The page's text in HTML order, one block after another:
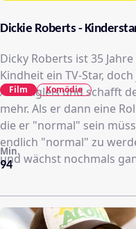
Dickie Roberts -
Dicky Roberts ist 35
Kindheit ein TV-Star,
Abstellgleis und schafft
mehr. Als er dann eine
die er "normal" sein
endlich "normal" zu
und wächst nochmals
94
Min.
Film Komödie